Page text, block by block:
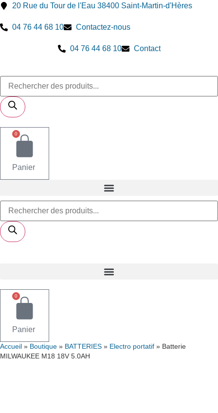
Aller
contenu
20 Rue du Tour de l'Eau 38400 Saint-Martin-d'Hères
04 76 44 68 10 Contactez-nous
04 76 44 68 10 Contact
Recherche
produits
0
Panier
Recherche
produits
0
Panier
Accueil » Boutique » BATTERIES » Electro portatif » Batterie
MILWAUKEE M18 18V 5.0AH